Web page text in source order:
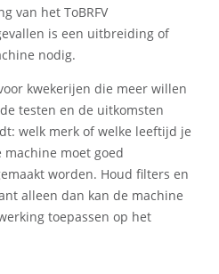
van het ToBRFV
is een uitbreiding of
nodig.
kwekerijen die meer willen
testen en de uitkomsten
welk merk of welke leeftijd je
machine moet goed
worden. Houd filters en
alleen dan kan de machine
toepassen op het